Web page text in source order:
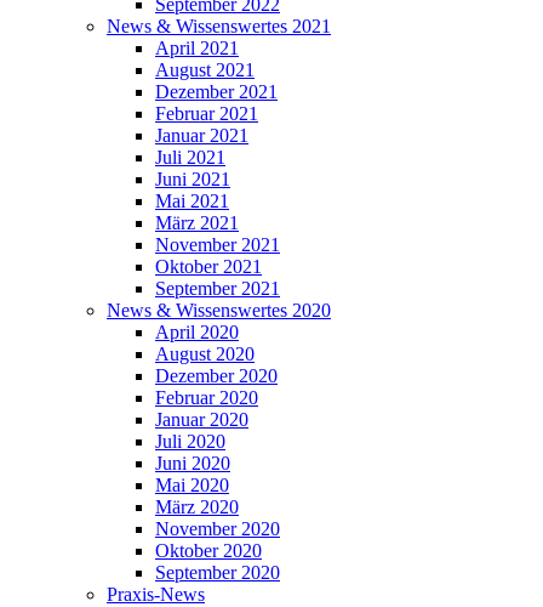
September 2022
News & Wissenswertes 2021
April 2021
August 2021
Dezember 2021
Februar 2021
Januar 2021
Juli 2021
Juni 2021
Mai 2021
März 2021
November 2021
Oktober 2021
September 2021
News & Wissenswertes 2020
April 2020
August 2020
Dezember 2020
Februar 2020
Januar 2020
Juli 2020
Juni 2020
Mai 2020
März 2020
November 2020
Oktober 2020
September 2020
Praxis-News